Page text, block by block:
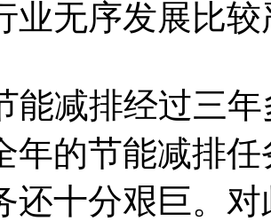
业无序发展比较
减排经过三年
年的节能减排
还十分艰巨。